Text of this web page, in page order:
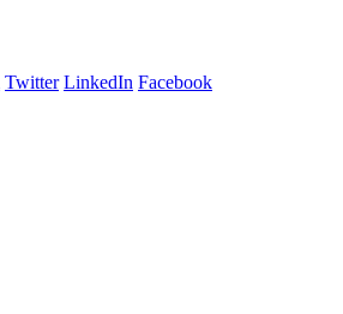
Twitter LinkedIn Facebook